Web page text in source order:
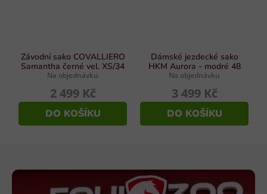
Závodní sako COVALLIERO
Samantha černé vel. XS/34
Na objednávku
2 499 Kč
DO KOŠÍKU
Dámské jezdecké sako
HKM Aurora - modré 48
Na objednávku
3 499 Kč
DO KOŠÍKU